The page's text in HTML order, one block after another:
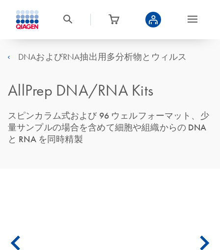
DNAおよびRNA抽出用多分析物とウィルス
AllPrep DNA/RNA Kits
スピンカラム式および 96 ウェルフォーマット、少
量サンプルの場合を含めて細胞や組織からの DNA
と RNA を同時精製